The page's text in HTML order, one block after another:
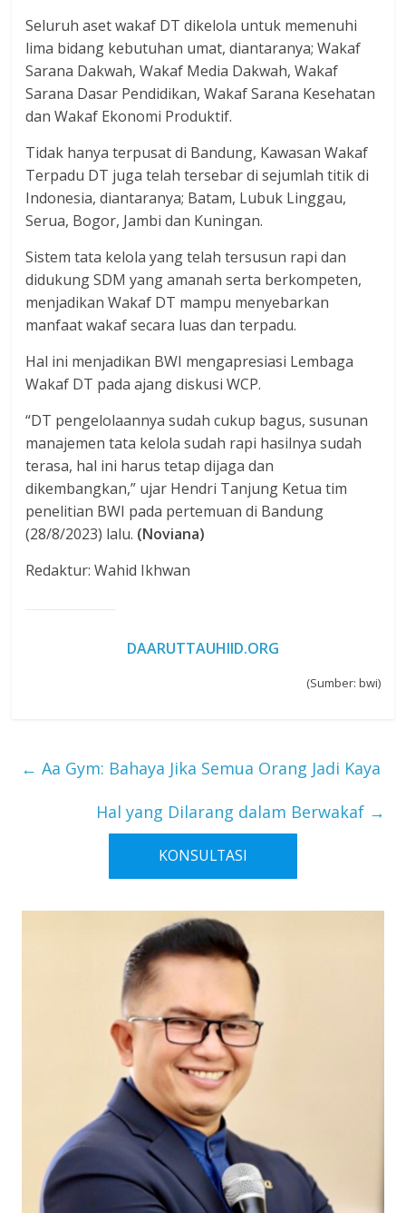
Seluruh aset wakaf DT dikelola untuk memenuhi
lima bidang kebutuhan umat, diantaranya; Wakaf
Sarana Dakwah, Wakaf Media Dakwah, Wakaf
Sarana Dasar Pendidikan, Wakaf Sarana Kesehatan
dan Wakaf Ekonomi Produktif.
Tidak hanya terpusat di Bandung, Kawasan Wakaf
Terpadu DT juga telah tersebar di sejumlah titik di
Indonesia, diantaranya; Batam, Lubuk Linggau,
Serua, Bogor, Jambi dan Kuningan.
Sistem tata kelola yang telah tersusun rapi dan
didukung SDM yang amanah serta berkompeten,
menjadikan Wakaf DT mampu menyebarkan
manfaat wakaf secara luas dan terpadu.
Hal ini menjadikan BWI mengapresiasi Lembaga
Wakaf DT pada ajang diskusi WCP.
“DT pengelolaannya sudah cukup bagus, susunan
manajemen tata kelola sudah rapi hasilnya sudah
terasa, hal ini harus tetap dijaga dan
dikembangkan,” ujar Hendri Tanjung Ketua tim
penelitian BWI pada pertemuan di Bandung
(28/8/2023) lalu. (Noviana)
Redaktur: Wahid Ikhwan
DAARUTTAUHIID.ORG
(Sumber: bwi)
← Aa Gym: Bahaya Jika Semua Orang Jadi Kaya
Hal yang Dilarang dalam Berwakaf →
KONSULTASI